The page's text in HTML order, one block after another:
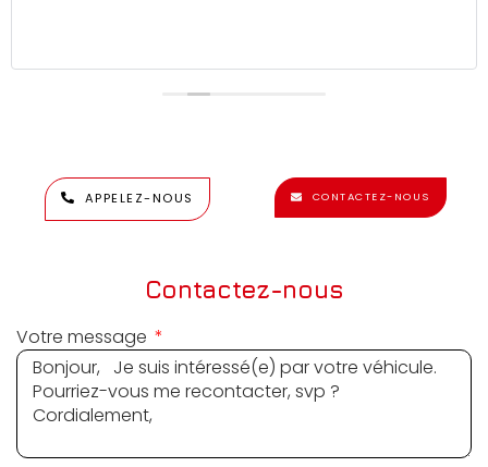
APPELEZ-NOUS CONTACTEZ-NOUS
Contactez-nous
Votre message